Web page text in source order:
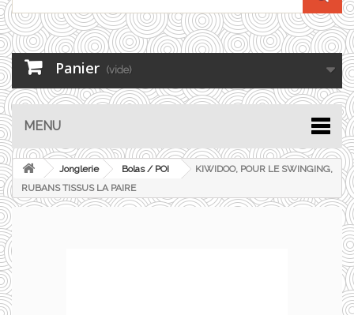
Panier (vide)
MENU
Jonglerie Bolas / POI
KIWIDOO, POUR LE SWINGING,
RUBANS TISSUS LA PAIRE